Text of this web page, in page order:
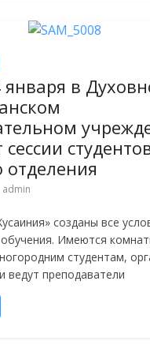
января в
отделения
admin
созданы все
Имеются
студентам,
ведут преподаватели